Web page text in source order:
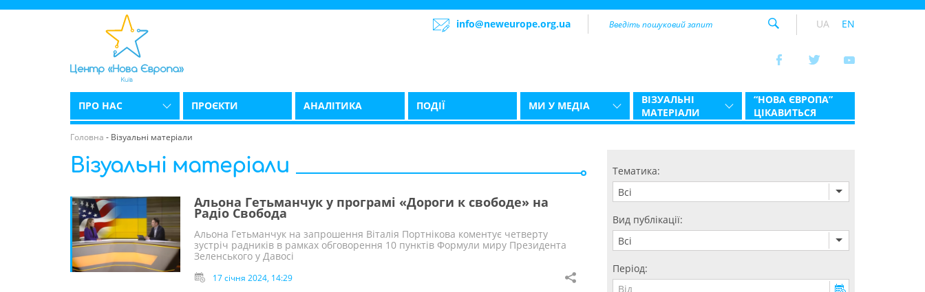
info@neweurope.org.ua UA EN
ПРО НАС ПРОЄКТИ АНАЛІТИКА ПОДІЇ МИ У МЕДІА
ВІЗУАЛЬНІ
МАТЕРІАЛИ
“НОВА ЄВРОПА”
ЦІКАВИТЬСЯ
Головна - Візуальні матеріали
Тематика:
Всі
Вид публікації:
Всі
Період:
Візуальні матеріали
Альона Гетьманчук у програмі «Дороги к свободе» на
Радіо Свобода
Альона Гетьманчук на запрошення Віталія Портнікова коментує четверту
зустріч радників в рамках обговорення 10 пунктів Формули миру Президента
Зеленського у Давосі
17 січня 2024, 14:29